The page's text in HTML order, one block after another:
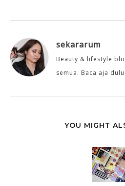
sekararum
Beauty & lifestyle
semua. Baca aja
YOU MIGHT